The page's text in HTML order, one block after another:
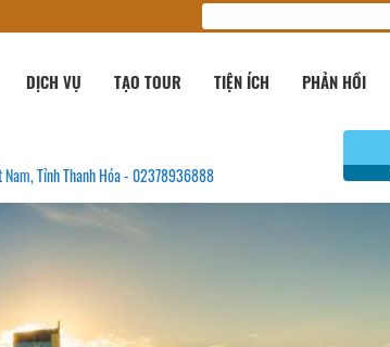
DỊCH VỤ TẠO TOUR TIỆN ÍCH PHẢN HỒI
Nam, Tỉnh Thanh Hóa - 02378936888